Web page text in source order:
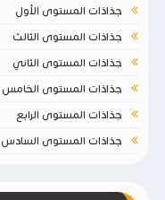
جذاذات المستوى الأول
جذاذات المستوى الثالث
جذاذات المستوى الثاني
جذاذات المستوى الخامس
جذاذات المستوى الرابع
جذاذات المستوى السادس